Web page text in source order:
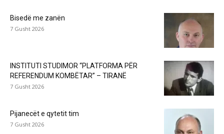
Bisedë me zanën
7 Gusht 2026
INSTITUTI STUDIMOR “PLATFORMA PËR
REFERENDUM KOMBËTAR” – TIRANË
7 Gusht 2026
Pijanecët e qytetit tim
7 Gusht 2026